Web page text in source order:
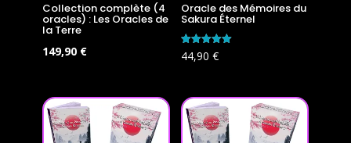
Collection complète (4
oracles) : Les Oracles de
la Terre
Le
était :
179,60 €.
149,90 €Le
est :
149,90 €.
Oracle des Mémoires du
Sakura Éternel
Note
5.00
44,90 €